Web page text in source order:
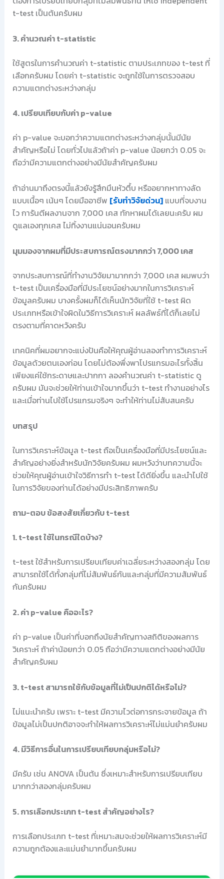
t-test เป็นต้นครับผม
3. คำนวณค่า t-statistic
ใช้สูตรในการคำนวณค่า t-statistic ตามประเภทของ t-test ที่
เลือกครับผม โดยค่า t-statistic จะถูกใช้ในการตรวจสอบ
ความแตกต่างระหว่างกลุ่ม
4. เปรียบเทียบกับค่า p-value
ค่า p-value จะบอกว่าความแตกต่างระหว่างกลุ่มนั้นมีนัย
สำคัญหรือไม่ โดยทั่วไปแล้วถ้าค่า p-value น้อยกว่า 0.05 จะ
ถือว่ามีความแตกต่างอย่างมีนัยสำคัญครับผม
ถ้าอ่านมาถึงตรงนี้แล้วยังรู้สึกมึนหัวตึ้บ หรืออยากหาทางลัด
แบบเนื้อๆ เน้นๆ โดยมืออาชีพ [รับทำวิจัยด่วน]แบบที่จบงาน
ไว การันตีผลงานจาก 7,000 เคส ทักหาผมได้เลยนะครับ ผม
ดูแลเองทุกเคส ไม่ทิ้งงานแน่นอนครับผม
มุมมองจากผมที่มีประสบการณ์ตรงมากกว่า 7,000 เคส
จากประสบการณ์ที่ทำงานวิจัยมามากกว่า 7,000 เคส ผมพบว่า
t-test เป็นเครื่องมือที่มีประโยชน์อย่างมากในการวิเคราะห์
ข้อมูลครับผม บางครั้งผมก็ได้เห็นนักวิจัยที่ใช้ t-test ผิด
ประเภทหรือเข้าใจผิดในวิธีการวิเคราะห์ ผลลัพธ์ที่ได้ก็เลยไม่
ตรงตามที่คาดหวังครับ
เทคนิคที่ผมอยากจะแบ่งปันคือให้คุณผู้อ่านลองทำการวิเคราะห์
ข้อมูลด้วยตนเองก่อน โดยไม่ต้องพึ่งพาโปรแกรมอะไรทั้งสิ้น
เพียงแค่ใช้กระดาษและปากกา ลองคำนวณค่า t-statistic ดู
ครับผม มันจะช่วยให้ท่านเข้าใจมากขึ้นว่า t-test ทำงานอย่างไร
และเมื่อท่านไปใช้โปรแกรมจริงๆ จะทำให้ท่านไม่สับสนครับ
บทสรุป
ในการวิเคราะห์ข้อมูล t-test ถือเป็นเครื่องมือที่มีประโยชน์และ
สำคัญอย่างยิ่งสำหรับนักวิจัยครับผม ผมหวังว่าบทความนี้จะ
ช่วยให้คุณผู้อ่านเข้าใจวิธีการทำ t-test ได้ดียิ่งขึ้น และนำไปใช้
ในการวิจัยของท่านได้อย่างมีประสิทธิภาพครับ
ถาม-ตอบ ข้อสงสัยเกี่ยวกับ t-test
1. t-test ใช้ในกรณีใดบ้าง?
t-test ใช้สำหรับการเปรียบเทียบค่าเฉลี่ยระหว่างสองกลุ่ม โดย
สามารถใช้ได้ทั้งกลุ่มที่ไม่สัมพันธ์กันและกลุ่มที่มีความสัมพันธ์
กันครับผม
2. ค่า p-value คืออะไร?
ค่า p-value เป็นค่าที่บอกถึงนัยสำคัญทางสถิติของผลการ
วิเคราะห์ ถ้าค่าน้อยกว่า 0.05 ถือว่ามีความแตกต่างอย่างมีนัย
สำคัญครับผม
3. t-test สามารถใช้กับข้อมูลที่ไม่เป็นปกติได้หรือไม่?
ไม่แนะนำครับ เพราะ t-test มีความไวต่อการกระจายข้อมูล ถ้า
ข้อมูลไม่เป็นปกติอาจจะทำให้ผลการวิเคราะห์ไม่แม่นยำครับผม
4. มีวิธีการอื่นในการเปรียบเทียบกลุ่มหรือไม่?
มีครับ เช่น ANOVA เป็นต้น ซึ่งเหมาะสำหรับการเปรียบเทียบ
มากกว่าสองกลุ่มครับผม
5. การเลือกประเภท t-test สำคัญอย่างไร?
การเลือกประเภท t-test ที่เหมาะสมจะช่วยให้ผลการวิเคราะห์มี
ความถูกต้องและแม่นยำมากขึ้นครับผม